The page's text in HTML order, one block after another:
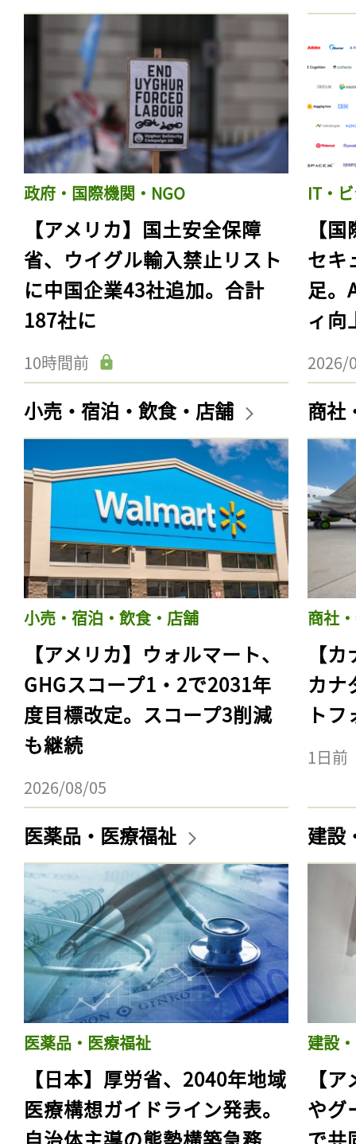
政府・国際機関・NGO
【アメリカ】国土安全保障
省、ウイグル輸入禁止リスト
に中国企業43社追加。合計
187社に
10時間前
IT・
【
セキ
足。
ィ向
2026/
小売・宿泊・飲食・店舗
小売・宿泊・飲食・店舗
【アメリカ】ウォルマート、
GHGスコープ1・2で2031年
度目標改定。スコープ3削減
も継続
2026/08/05
商社
商社
【
カナ
ト
1日前
医薬品・医療福祉
医薬品・医療福祉
【日本】厚労省、2040年地域
医療構想ガイドライン発表。
建設
建設
【
やグ